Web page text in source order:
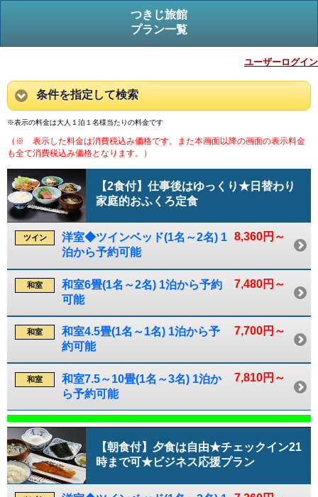
つきじ旅館
プラン一覧
ユーザーログイン
条件を指定して検索
※表示の料金は大人１泊１名様当たりの料金です
（※ 表示した料金は消費税込み価格です。また本画面以降の画面の表示料金
も全て消費税込み価格となります。）
【2食付】仕事後はゆっくり★日替わり
家庭的おふくろ定食
8,360円～
ツイン
洋室◆ツインベッド(1名～2名) 1
泊から予約可能
7,480円～
和室
和室6畳(1名～2名) 1泊から予約
可能
7,700円～
和室
和室4.5畳(1名～1名) 1泊から予
約可能
7,810円～
和室
和室7.5～10畳(1名～3名) 1泊か
ら予約可能
【朝食付】夕食は自由★チェックイン21
時まで可★ビジネス応援プラン